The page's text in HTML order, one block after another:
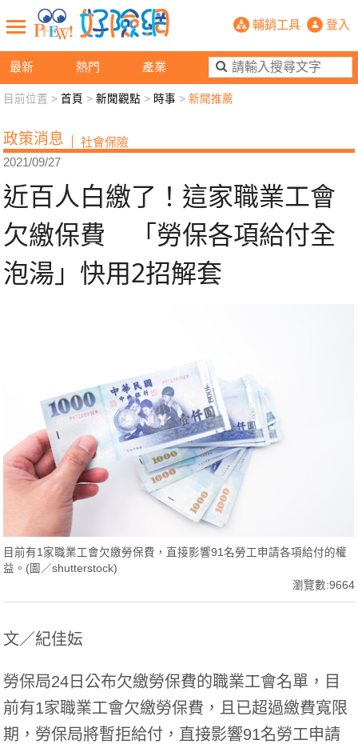
最新 熱門 產業
近百人白繳了！這家職業工會欠
輔銷工具 登入
新聞觀點 業務交流 好險懂生活
退休先準備 好險學堂 輔銷工具 活動專區
目前位置 >首頁 >新聞觀點 > 時事 >新聞推薦
政策消息 社會保險
2021/09/27
近百人白繳了！這家職業工會
欠繳保費 「勞保各項給付全
泡湯」快用2招解套
目前有1家職業工會欠繳勞保費，直接影響91名勞工申請各項給付的權
益。(圖／shutterstock)
瀏覽數:9664
文／紀佳妘
勞保局24日公布欠繳勞保費的職業工會名單，目
前有1家職業工會欠繳勞保費，且已超過繳費寬限
期，勞保局將暫拒給付，直接影響91名勞工申請